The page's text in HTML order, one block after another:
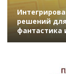
решений
фантастика